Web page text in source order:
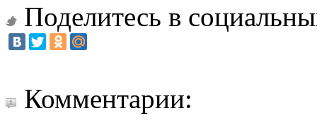
Поделитесь в
Комментарии: